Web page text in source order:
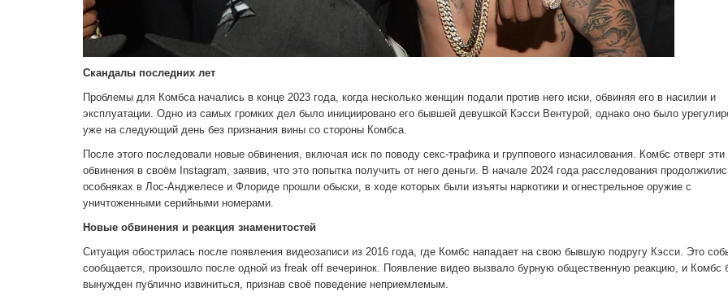
Скандалы последних лет
Проблемы для Комбса начались в конце 2023 года, когда несколько женщин подали против него иски, обвиняя его в насилии и
эксплуатации. Одно из самых громких дел было инициировано его бывшей девушкой Кэсси Вентурой, однако оно было
уже на следующий день без признания вины со стороны Комбса.
После этого последовали новые обвинения, включая иск по поводу секс-трафика и группового изнасилования. Комбс отверг эти
обвинения в своём Instagram, заявив, что это попытка получить от него деньги. В начале 2024 года расследования
особняках в Лос-Анджелесе и Флориде прошли обыски, в ходе которых были изъяты наркотики и огнестрельное оружие с
уничтоженными серийными номерами.
Новые обвинения и реакция знаменитостей
Ситуация обострилась после появления видеозаписи из 2016 года, где Комбс нападает на свою бывшую подругу Кэсси. Это
сообщается, произошло после одной из freak off вечеринок. Появление видео вызвало бурную общественную реакцию, и Комбс
вынужден публично извиниться, признав своё поведение неприемлемым.